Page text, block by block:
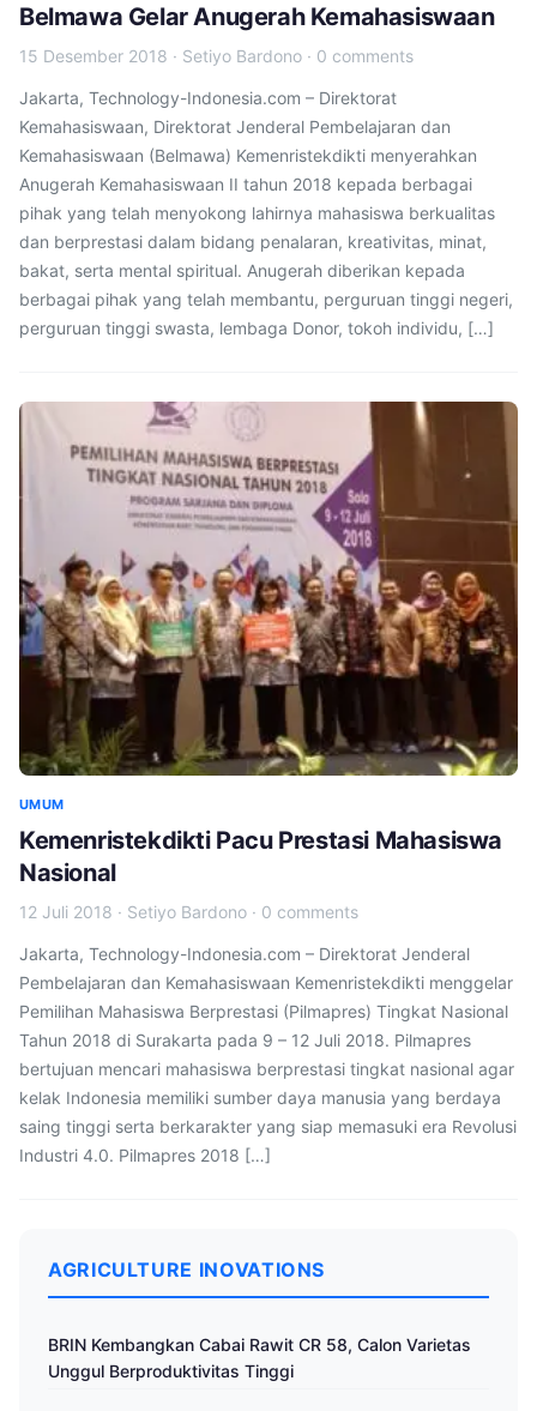
Belmawa Gelar Anugerah Kemahasiswaan
15 Desember 2018 · Setiyo Bardono · 0 comments
Jakarta, Technology-Indonesia.com – Direktorat
Kemahasiswaan, Direktorat Jenderal Pembelajaran dan
Kemahasiswaan (Belmawa) Kemenristekdikti menyerahkan
Anugerah Kemahasiswaan II tahun 2018 kepada berbagai
pihak yang telah menyokong lahirnya mahasiswa berkualitas
dan berprestasi dalam bidang penalaran, kreativitas, minat,
bakat, serta mental spiritual. Anugerah diberikan kepada
berbagai pihak yang telah membantu, perguruan tinggi negeri,
perguruan tinggi swasta, lembaga Donor, tokoh individu, […]
UMUM
Kemenristekdikti Pacu Prestasi Mahasiswa
Nasional
12 Juli 2018 · Setiyo Bardono · 0 comments
Jakarta, Technology-Indonesia.com – Direktorat Jenderal
Pembelajaran dan Kemahasiswaan Kemenristekdikti menggelar
Pemilihan Mahasiswa Berprestasi (Pilmapres) Tingkat Nasional
Tahun 2018 di Surakarta pada 9 – 12 Juli 2018. Pilmapres
bertujuan mencari mahasiswa berprestasi tingkat nasional agar
kelak Indonesia memiliki sumber daya manusia yang berdaya
saing tinggi serta berkarakter yang siap memasuki era Revolusi
Industri 4.0. Pilmapres 2018 […]
AGRICULTURE INOVATIONS
BRIN Kembangkan Cabai Rawit CR 58, Calon Varietas
Unggul Berproduktivitas Tinggi